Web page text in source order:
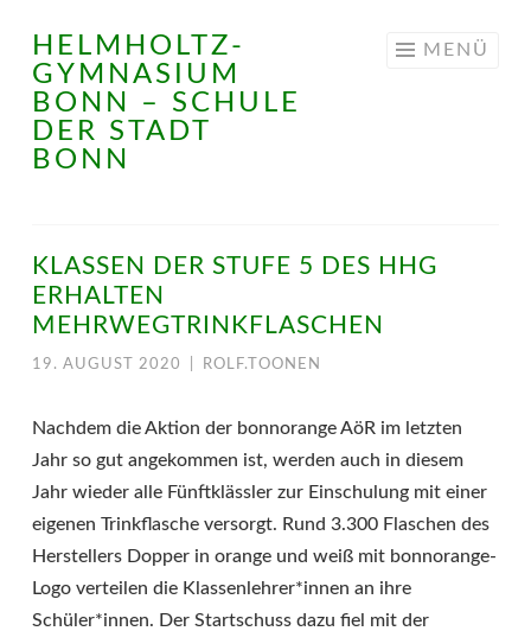
Springe
zum
Inhalt
HELMHOLTZ-
GYMNASIUM
BONN – SCHULE
DER STADT
BONN
MENÜ
KLASSEN DER STUFE 5 DES HHG
ERHALTEN
MEHRWEGTRINKFLASCHEN
19. AUGUST 2020 ROLF.TOONEN
Nachdem die Aktion der bonnorange AöR im letzten
Jahr so gut angekommen ist, werden auch in diesem
Jahr wieder alle Fünftklässler zur Einschulung mit einer
eigenen Trinkflasche versorgt. Rund 3.300 Flaschen des
Herstellers Dopper in orange und weiß mit bonnorange-
Logo verteilen die Klassenlehrer*innen an ihre
Schüler*innen. Der Startschuss dazu fiel mit der